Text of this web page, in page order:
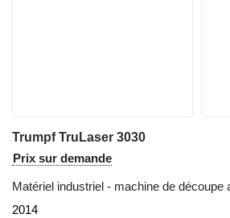
Trumpf TruLaser 3030
Prix sur demande
Matériel industriel - machine de découpe
2014